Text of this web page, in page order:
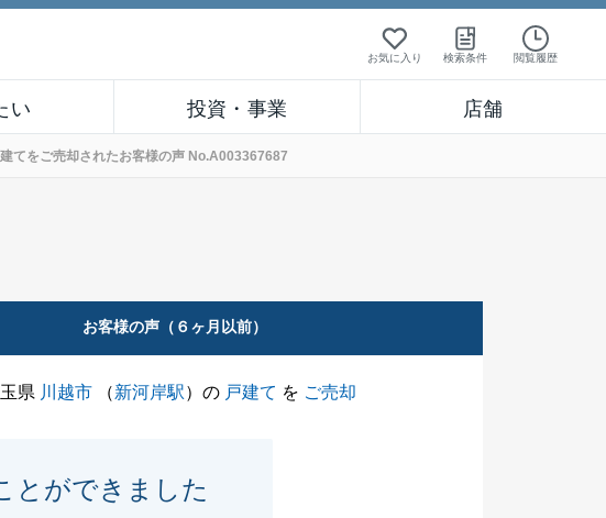
お気に入り 検索条件 閲覧履歴
い 投資・事業 店舗
てをご売却されたお客様の声 No.A003367687
お客様の声（６ヶ月以前）
県 川越市 （新河岸駅）の 戸建て を ご売却
とができました